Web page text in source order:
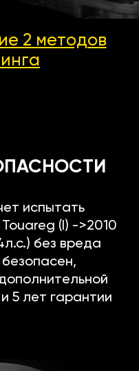
2 методов
испытать
(I) ->2010
без вреда
5 лет гарантии